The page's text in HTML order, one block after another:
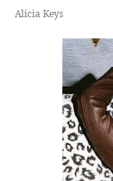
Alicia Keys